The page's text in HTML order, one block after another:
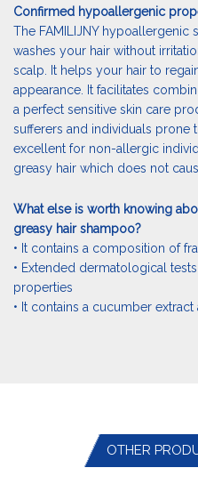
Confirmed hypoallergenic
The FAMILIJNY
washes your hair without
scalp. It helps your hair to
appearance. It facilitates
a perfect sensitive skin care
sufferers and individuals prone
excellent for non-allergic
greasy hair which does not
What else is worth knowing
greasy hair shampoo?
• It contains a composition of
• Extended dermatological
properties
• It contains a cucumber extract
OTHER